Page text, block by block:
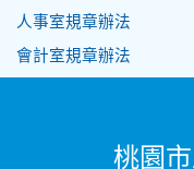
人事室規章辦法
會計室規章辦法
桃園